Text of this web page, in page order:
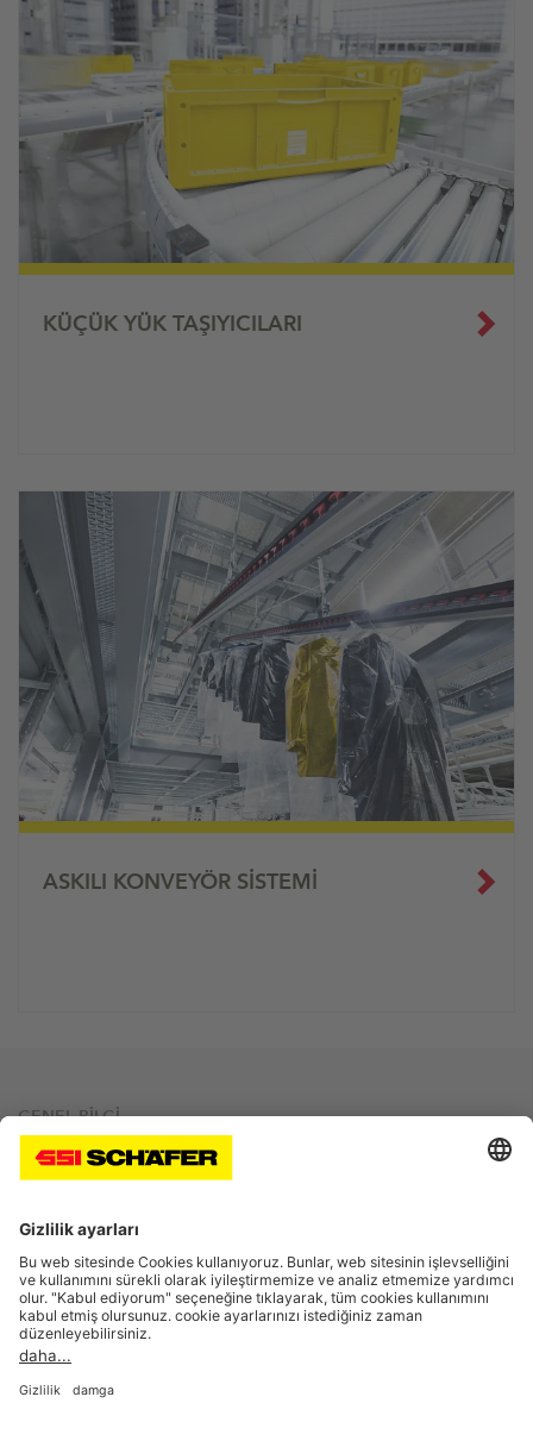
KÜÇÜK YÜK TAŞIYICILARI
ASKILI KONVEYÖR SISTEMI
GENEL BİLGİ
Site Bilgileri
WAMAS® End User License Agreement (EULA)
Satınalma Şartları
Trading Terms & Conditions